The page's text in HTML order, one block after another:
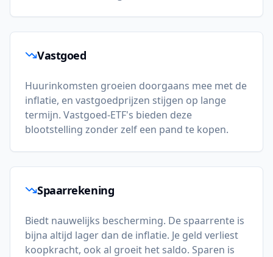
Vastgoed
Huurinkomsten groeien doorgaans mee met de
inflatie, en vastgoedprijzen stijgen op lange
termijn. Vastgoed-ETF's bieden deze
blootstelling zonder zelf een pand te kopen.
Spaarrekening
Biedt nauwelijks bescherming. De spaarrente is
bijna altijd lager dan de inflatie. Je geld verliest
koopkracht, ook al groeit het saldo. Sparen is